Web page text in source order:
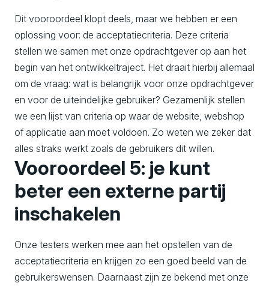
Dit vooroordeel klopt deels, maar we hebben er een
oplossing voor: de acceptatiecriteria. Deze criteria
stellen we samen met onze opdrachtgever op aan het
begin van het ontwikkeltraject. Het draait hierbij allemaal
om de vraag: wat is belangrijk voor onze opdrachtgever
en voor de uiteindelijke gebruiker? Gezamenlijk stellen
we een lijst van criteria op waar de website, webshop
of applicatie aan moet voldoen. Zo weten we zeker dat
alles straks werkt zoals de gebruikers dit willen.
Vooroordeel 5: je kunt
beter een externe partij
inschakelen
Onze testers werken mee aan het opstellen van de
acceptatiecriteria en krijgen zo een goed beeld van de
gebruikerswensen. Daarnaast zijn ze bekend met onze